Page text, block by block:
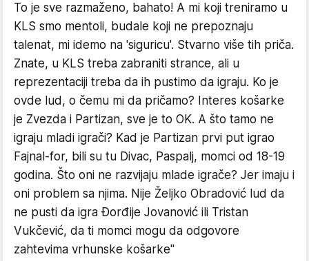
To je sve razmaženo, bahato! A mi koji treniramo u
KLS smo mentoli, budale koji ne prepoznaju
talenat, mi idemo na 'siguricu'. Stvarno više tih priča.
Znate, u KLS treba zabraniti strance, ali u
reprezentaciji treba da ih pustimo da igraju. Ko je
ovde lud, o čemu mi da pričamo? Interes košarke
je Zvezda i Partizan, sve je to OK. A što tamo ne
igraju mladi igrači? Kad je Partizan prvi put igrao
Fajnal-for, bili su tu Divac, Paspalj, momci od 18-19
godina. Što oni ne razvijaju mlade igrače? Jer imaju i
oni problem sa njima. Nije Željko Obradović lud da
ne pusti da igra Đorđije Jovanović ili Tristan
Vukčević, da ti momci mogu da odgovore
zahtevima vrhunske košarke"